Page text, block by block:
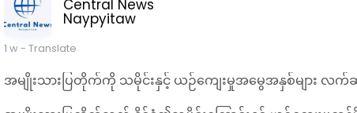
အမျိုးသားပြတိုက်ကို သမိုင်းနှင့် ယဉ်ကျေးမှုအမွေအနှစ်များ လက်
သမိုင်းမှတ်တမ်းများကို ဆက်စပ်မှုရှိရှိ၊ ခိုင်မာပြည့်စုံစွာ ခင်းကျင်း
ပြတိုက်သို့ လာရောက်လေ့လာသူများအနေဖြင့် နိုင်ငံ၏ခိုင်မာသည့်